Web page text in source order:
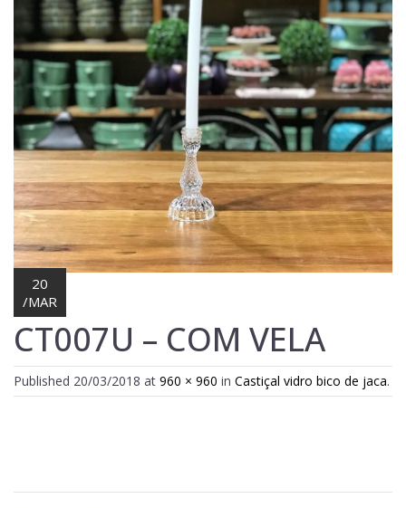
Lost Password
Cadastrar Conta
20
/MAR
CT007U – COM VELA
Published 20/03/2018 at 960 × 960 in Castiçal vidro bico de jaca.